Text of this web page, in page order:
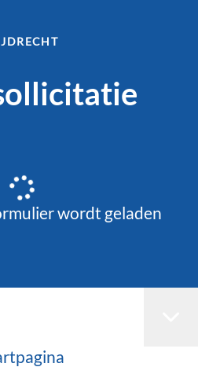
wordt geladen